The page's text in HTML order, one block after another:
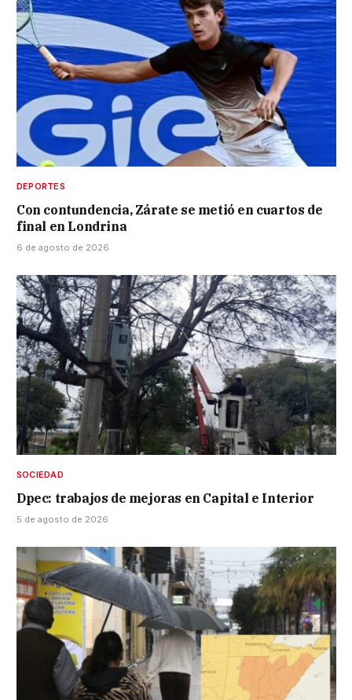
DEPORTES
Con contundencia, Zárate se metió en cuartos de
final en Londrina
6 de agosto de 2026
SOCIEDAD
Dpec: trabajos de mejoras en Capital e Interior
5 de agosto de 2026